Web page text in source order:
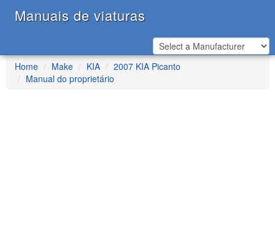
Manuais de viaturas
Home Make KIA
2007 KIA Picanto
Manual do proprietário